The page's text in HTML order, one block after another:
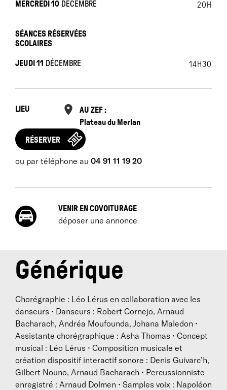
MERCREDI 10 DÉCEMBRE 20H
SÉANCES RÉSERVÉES
SCOLAIRES
JEUDI 11 DÉCEMBRE 14H30
LIEU
AU ZEF :
Plateau du Merlan
RÉSERVER
ou par téléphone au 04 91 11 19 20
VENIR EN COVOITURAGE
déposer une annonce
Générique
Chorégraphie : Léo Lérus en collaboration avec les
danseurs • Danseurs : Robert Cornejo, Arnaud
Bacharach, Andréa Moufounda, Johana Maledon •
Assistante chorégraphique : Asha Thomas • Concept
musical : Léo Lérus • Composition musicale et
création dispositif interactif sonore : Denis Guivarc’h,
Gilbert Nouno, Arnaud Bacharach • Percussionniste
enregistré : Arnaud Dolmen • Samples voix : Napoléon